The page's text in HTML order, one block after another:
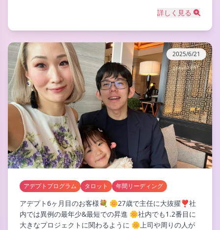
詳しく見る
2025/6/21
アデプトプログラム タロット 年間リーディング
アデプト6ヶ月目のお客様💐 🌼27歳で主任に大抜擢❣️社
内では異例の最年少&最短での昇進 🌼社内でも1.2番目に
大きなプロジェクトに関わるように 🌼上司や周りの人が